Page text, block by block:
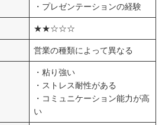
ンスキルを上げる
仕事に向けて転職活動を始めよ
・プレゼンテーションの経験
★★☆☆☆
営業の種類によって異なる
・粘り強い
・ストレス耐性がある
・コミュニケーション能力が高
い